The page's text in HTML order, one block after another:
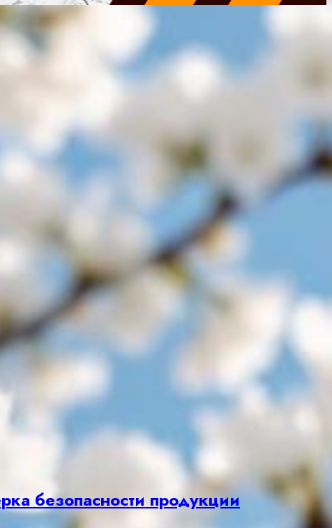
безопасности продукции